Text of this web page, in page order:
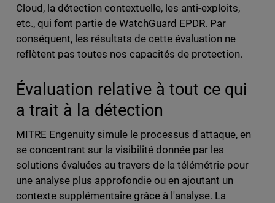
Cloud, la détection contextuelle, les anti-exploits,
etc., qui font partie de WatchGuard EPDR. Par
conséquent, les résultats de cette évaluation ne
reflètent pas toutes nos capacités de protection.
Évaluation relative à tout ce qui
a trait à la détection
MITRE Engenuity simule le processus d'attaque, en
se concentrant sur la visibilité donnée par les
solutions évaluées au travers de la télémétrie pour
une analyse plus approfondie ou en ajoutant un
contexte supplémentaire grâce à l'analyse. La